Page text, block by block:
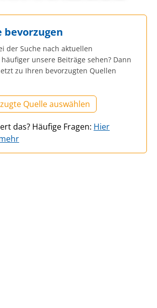
bevorzugen
der Suche nach aktuellen
unsere Beiträge sehen? Dann
zu Ihren bevorzugten Quellen
Quelle auswählen
das? Häufige Fragen: Hier